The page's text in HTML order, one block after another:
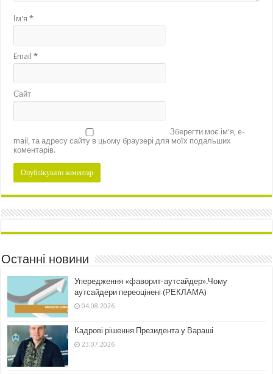
Ім'я*
Email*
Сайт
Зберегти моє ім'я, e-
mail, та адресу сайту в цьому браузері для моїх подальших
коментарів.
Останні новини
Упередження «фаворит-аутсайдер».Чому
аутсайдери переоцінені (РЕКЛАМА)
04.08.2026
Кадрові рішення Президента у Вараші
23.07.2026